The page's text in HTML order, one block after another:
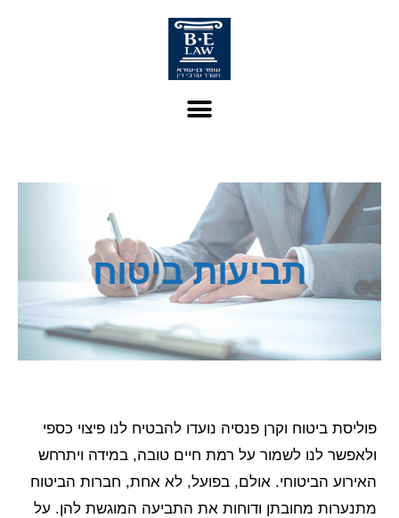
תביעות ביטוח
פוליסת ביטוח וקרן פנסיה נועדו להבטיח לנו פיצוי כספי
ולאפשר לנו לשמור על רמת חיים טובה, במידה ויתרחש
האירוע הביטוחי. אולם, בפועל, לא אחת, חברות הביטוח
מתנערות מחובתן ודוחות את התביעה המוגשת להן. על